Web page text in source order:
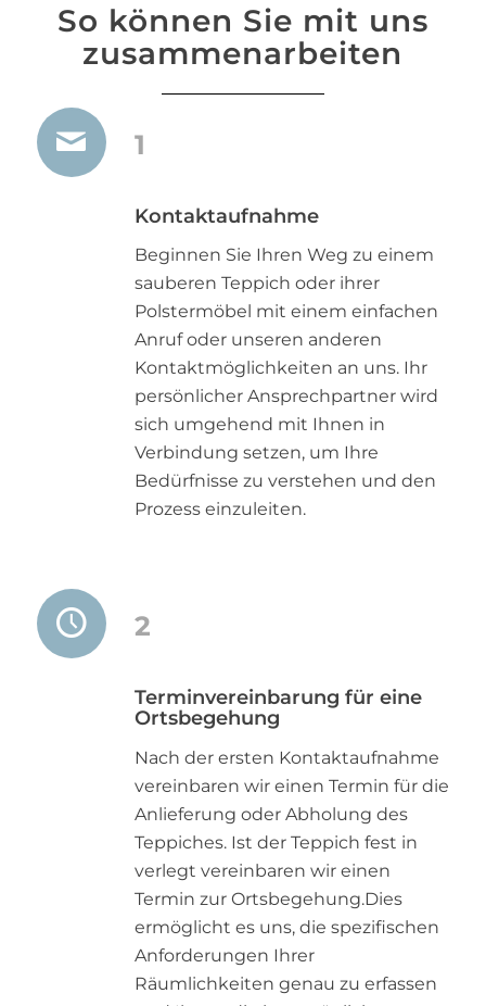
So können Sie mit uns
zusammenarbeiten
1
Kontaktaufnahme
Beginnen Sie Ihren Weg zu einem
sauberen Teppich oder ihrer
Polstermöbel mit einem einfachen
Anruf oder unseren anderen
Kontaktmöglichkeiten an uns. Ihr
persönlicher Ansprechpartner wird
sich umgehend mit Ihnen in
Verbindung setzen, um Ihre
Bedürfnisse zu verstehen und den
Prozess einzuleiten.
2
Terminvereinbarung für eine
Ortsbegehung
Nach der ersten Kontaktaufnahme
vereinbaren wir einen Termin für die
Anlieferung oder Abholung des
Teppiches. Ist der Teppich fest in
verlegt vereinbaren wir einen
Termin zur Ortsbegehung.Dies
ermöglicht es uns, die spezifischen
Anforderungen Ihrer
Räumlichkeiten genau zu erfassen